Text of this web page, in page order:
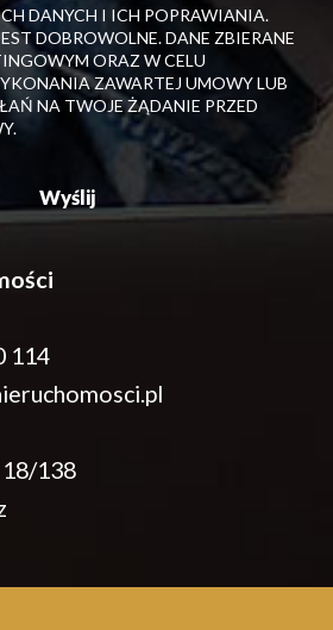
DANYCH I ICH POPRAWIANIA.
DOBROWOLNE. DANE ZBIERANE
ORAZ W CELU
ZAWARTEJ UMOWY LUB
NA TWOJE ŻĄDANIE PRZED
114
138